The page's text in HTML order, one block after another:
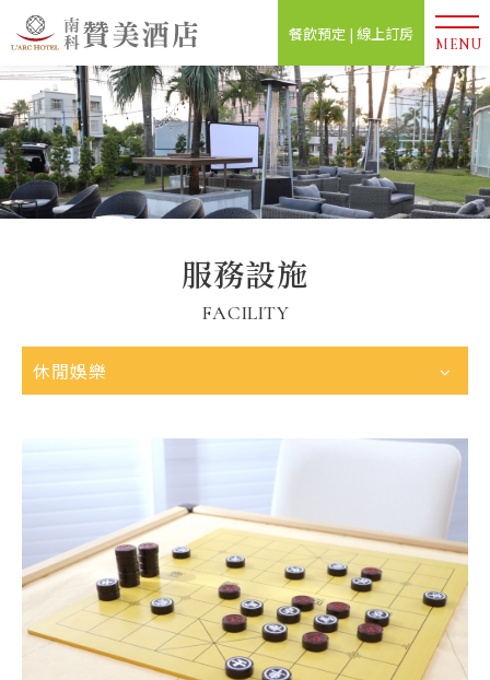
服務設施
FACILITY
休閒娛樂
餐飲預定 | 線上訂房
MENU